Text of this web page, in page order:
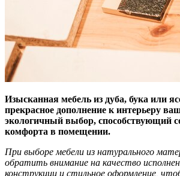
Изысканная мебель из дуба, бука или
прекрасное дополнение к интерьеру
экологичный выбор, способствующий
комфорта в помещении.
При выборе мебели из натурального
обратить внимание на качество
конструкции и стильное оформление,